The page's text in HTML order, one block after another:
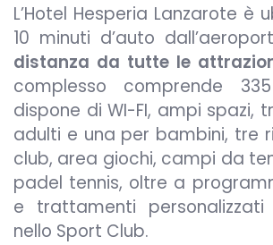
L’Hotel Hesperia Lanzarote
10 minuti d’auto
distanza da tutte le
complesso comprende
dispone di WI-FI, ampi spazi,
adulti e una per bambini, tre
club, area giochi, campi da
padel tennis, oltre a
e trattamenti
nello Sport Club.